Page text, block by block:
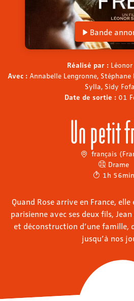
Bande
Réalisé par :
Avec : Annabelle Lengronne, Stéphane
Sylla, Sidy
Date de sortie : 01
Un petit
français
Drame
1h 56min
Quand Rose arrive en France,
parisienne avec ses deux fils,
et déconstruction d’une famille,
jusqu’à nos